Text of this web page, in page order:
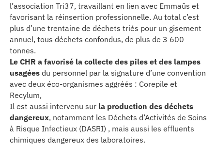
l’association Tri37, travaillant en lien avec Emmaûs et
favorisant la réinsertion professionnelle. Au total c’est
plus d’une trentaine de déchets triés pour un gisement
annuel, tous déchets confondus, de plus de 3 600
tonnes.
Le CHR a favorisé la collecte des piles et des lampes
usagées du personnel par la signature d’une convention
avec deux éco-organismes aggréés : Corepile et
Recylum,
Il est aussi intervenu sur la production des déchets
dangereux, notamment les Déchets d’Activités de Soins
à Risque Infectieux (DASRI) , mais aussi les effluents
chimiques dangereux des laboratoires.